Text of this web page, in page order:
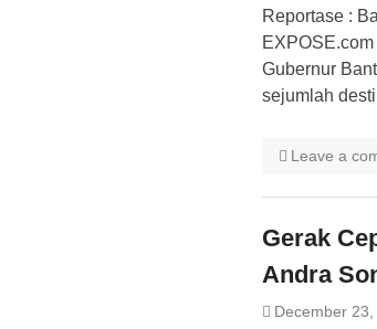
Reportase :
Gubernur
sejumlah
Leave a
​Gerak
Andra
December 23,